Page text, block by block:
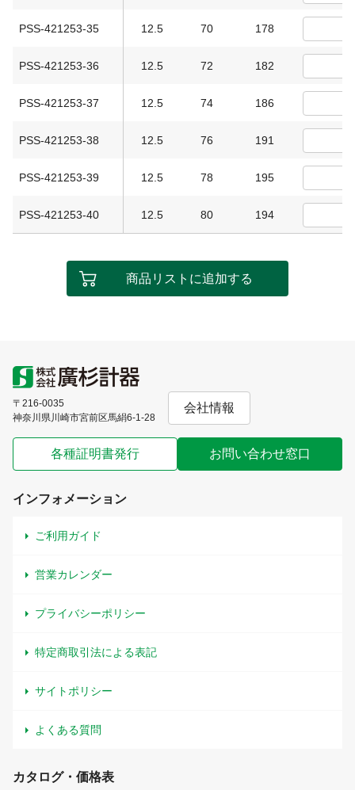
PSS-421253-35 12.5 70 178
PSS-421253-36 12.5 72 182
PSS-421253-37 12.5 74 186
PSS-421253-38 12.5 76 191
PSS-421253-39 12.5 78 195
PSS-421253-40 12.5 80 194
商品リストに追加する
〒216-0035
神奈川県川崎市宮前区馬絹6-1-28
会社情報
各種証明書発行 お問い合わせ窓口
インフォメーション
ご利用ガイド
営業カレンダー
プライバシーポリシー
特定商取引法による表記
サイトポリシー
よくある質問
カタログ・価格表